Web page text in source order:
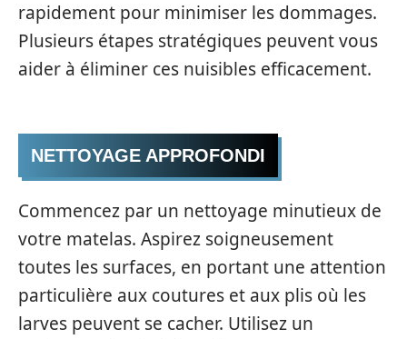
rapidement pour minimiser les dommages.
Plusieurs étapes stratégiques peuvent vous
aider à éliminer ces nuisibles efficacement.
NETTOYAGE APPROFONDI
Commencez par un nettoyage minutieux de
votre matelas. Aspirez soigneusement
toutes les surfaces, en portant une attention
particulière aux coutures et aux plis où les
larves peuvent se cacher. Utilisez un